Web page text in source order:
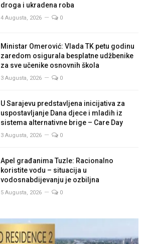
droga i ukradena roba
4 Augusta, 2026 0
Ministar Omerović: Vlada TK petu godinu
zaredom osigurala besplatne udžbenike
za sve učenike osnovnih škola
3 Augusta, 2026 0
U Sarajevu predstavljena inicijativa za
uspostavljanje Dana djece i mladih iz
sistema alternativne brige – Care Day
3 Augusta, 2026 0
Apel građanima Tuzle: Racionalno
koristite vodu – situacija u
vodosnabdijevanju je ozbiljna
5 Augusta, 2026 0